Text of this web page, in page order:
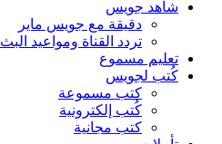
شاهد جويس
دقيقة مع جويس ماير
تردد القناة ومواعيد البث
تعليم مسموع
كُتب لجويس
كتب مسموعة
كُتب إلكترونية
كتب مجانية